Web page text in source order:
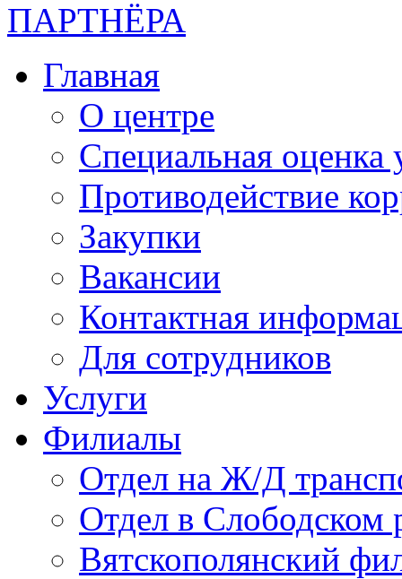
ПАРТНЁРА
Главная
О центре
Специальная оценка
Противодействие
Закупки
Вакансии
Контактная
Для сотрудников
Услуги
Филиалы
Отдел на Ж/Д
Отдел в Слободском
Вятскополянский